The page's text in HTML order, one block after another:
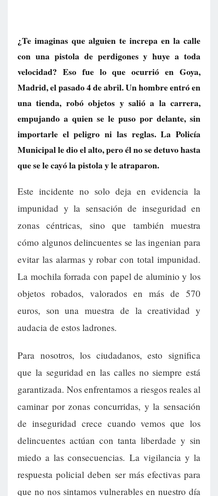
¿Te imaginas que alguien te increpa en la calle
con una pistola de perdigones y huye a toda
velocidad? Eso fue lo que ocurrió en Goya,
Madrid, el pasado 4 de abril. Un hombre entró en
una tienda, robó objetos y salió a la carrera,
empujando a quien se le puso por delante, sin
importarle el peligro ni las reglas. La Policía
Municipal le dio el alto, pero él no se detuvo hasta
que se le cayó la pistola y le atraparon.
Este incidente no solo deja en evidencia la
impunidad y la sensación de inseguridad en
zonas céntricas, sino que también muestra
cómo algunos delincuentes se las ingenian para
evitar las alarmas y robar con total impunidad.
La mochila forrada con papel de aluminio y los
objetos robados, valorados en más de 570
euros, son una muestra de la creatividad y
audacia de estos ladrones.
Para nosotros, los ciudadanos, esto significa
que la seguridad en las calles no siempre está
garantizada. Nos enfrentamos a riesgos reales al
caminar por zonas concurridas, y la sensación
de inseguridad crece cuando vemos que los
delincuentes actúan con tanta liberdade y sin
miedo a las consecuencias. La vigilancia y la
respuesta policial deben ser más efectivas para
que no nos sintamos vulnerables en nuestro día